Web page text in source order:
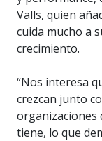
Valls, quien
cuida mucho a
crecimiento.
“Nos interesa
crezcan junto
organizaciones
tiene, lo que